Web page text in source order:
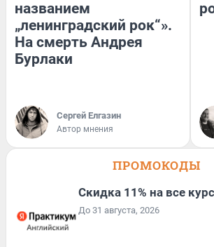
названием
„ленинградский рок“».
На смерть Андрея
Бурлаки
Сергей Елгазин
Автор мнения
ПРОМОКОДЫ
Скидка 11% на все
До 31 августа, 2026